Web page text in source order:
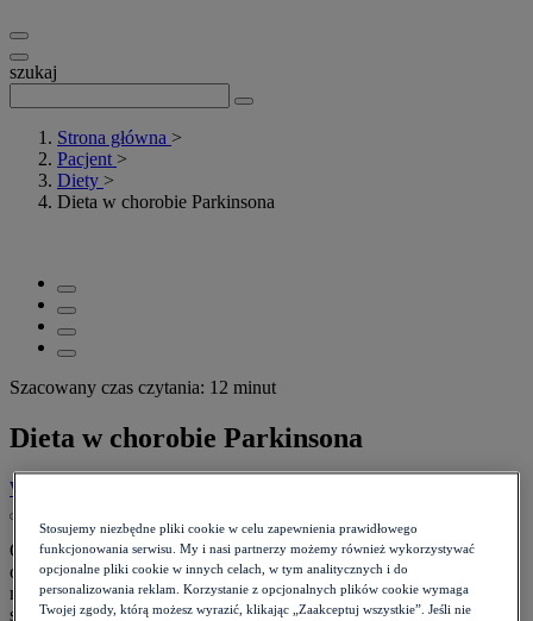
szukaj
Strona główna >
Pacjent >
Diety >
Dieta w chorobie Parkinsona
Szacowany czas czytania: 12 minut
Dieta w chorobie Parkinsona
Wróć do listy
Osoby cierpiące na chorobę Parkinsona mogą wspierać leczenie
odpowiednią dietą. W chorobie Parkinsona przyjmowanie leków
może wymagać zmiany pór posiłków, a zmiany w diecie takie jak
spożywanie większej ilości przeciwutleniaczy, kwasów
Stosujemy niezbędne pliki cookie w celu zapewnienia prawidłowego
funkcjonowania serwisu. My i nasi partnerzy możemy również wykorzystywać
opcjonalne pliki cookie w innych celach, w tym analitycznych i do
personalizowania reklam. Korzystanie z opcjonalnych plików cookie wymaga
Twojej zgody, którą możesz wyrazić, klikając „Zaakceptuj wszystkie”. Jeśli nie